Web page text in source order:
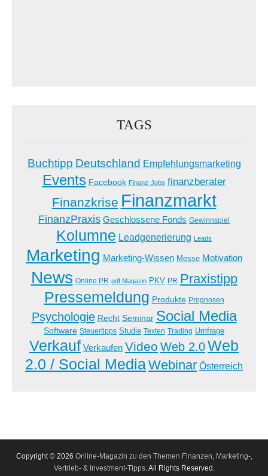
TAGS
Buchtipp Deutschland Empfehlungsmarketing
Events Facebook Finanz-Jobs finanzberater
Finanzkrise Finanzmarkt
FinanzPraxis Geschlossene Fonds Gewinnspiel
Kolumne Leadgenerierung Leads
Marketing Marketing-Wissen Messe Motivation
News Online PR pdf Magazin PKV PR Praxistipp
Pressemeldung Produkte Prognosen
Psychologie Recht Seminar Social Media
Software Steuertipps Studie Texten Trading Umfrage
Verkauf Verkaufen Video Web 2.0Web
2.0 / Social MediaWebinar Österreich
Copyright © 2026 Online-Magazin zu den Themen Finanzen, Marketing-,
Vertrieb- & Investment-Tipps. All Rights Reserved.